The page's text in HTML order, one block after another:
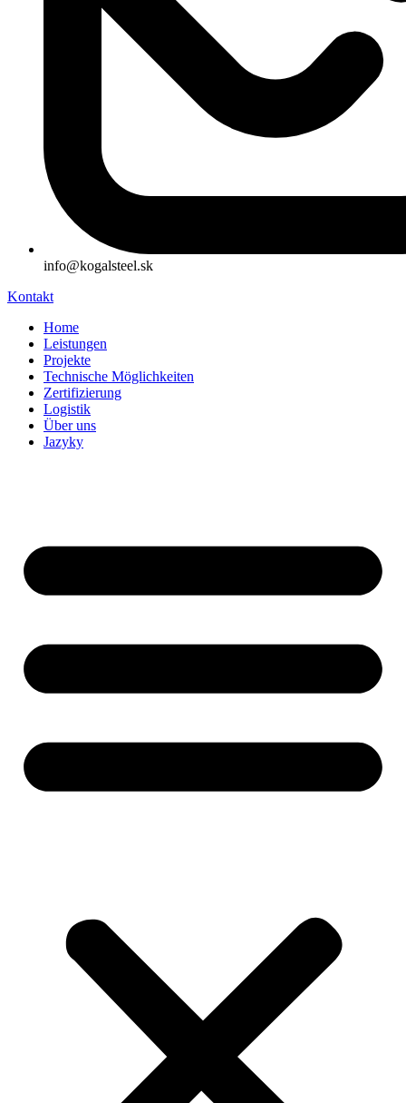
info@kogalsteel.sk
Kontakt
Home
Leistungen
Projekte
Technische Möglichkeiten
Zertifizierung
Logistik
Über uns
Jazyky